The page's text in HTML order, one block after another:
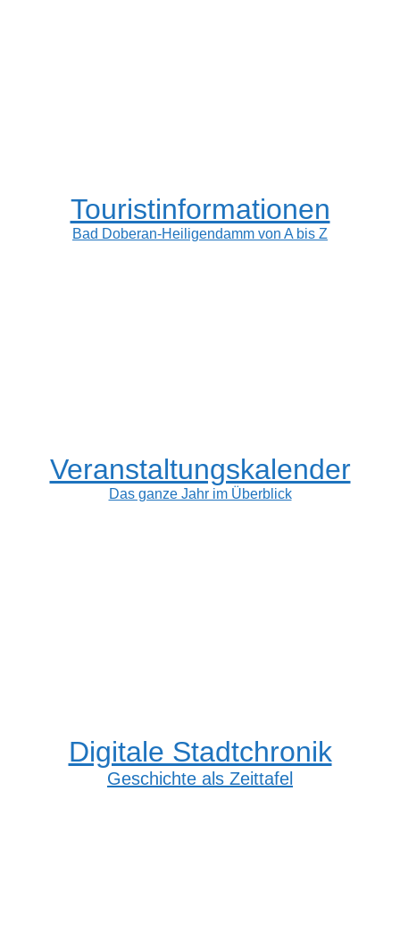
Touristinformationen
Bad Doberan-Heiligendamm von A bis Z
Veranstaltungskalender
Das ganze Jahr im Überblick
Digitale Stadtchronik
Geschichte als Zeittafel